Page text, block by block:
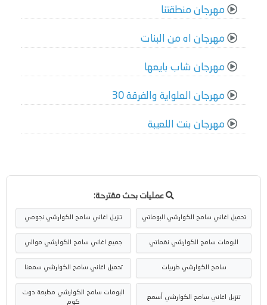
مهرجان منطقتنا
مهرجان اه من البنات
مهرجان شاب بايعها
مهرجان العلواية والفرقة 30
مهرجان بنت اللعيبة
عمليات بحث مقترحة:
تحميل اغاني سامح الكوارشي البوماتي تنزيل اغاني سامح الكوارشي نجومي
البومات سامح الكوارشي نغماتي جميع اغاني سامح الكوارشي موالي
سامح الكوارشي طربيات تحميل اغاني سامح الكوارشي سمعنا
تنزيل اغاني سامح الكوارشي أسمع
البومات سامح الكوارشي مطبعة دوت
كوم